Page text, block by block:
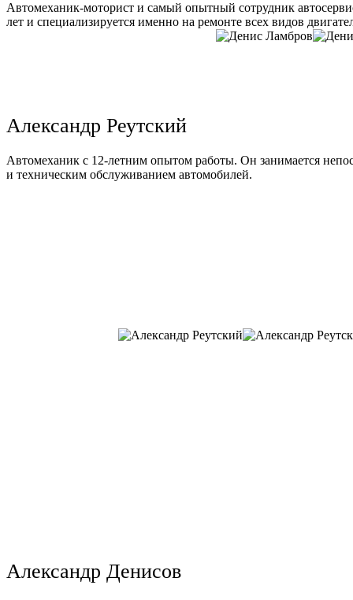
Автомеханик-моторист и самый опытный сотрудник
лет и специализируется именно на ремонте всех видов
Александр Реутский
Автомеханик с 12-летним опытом работы. Он занимается
и техническим обслуживанием автомобилей.
Александр Денисов